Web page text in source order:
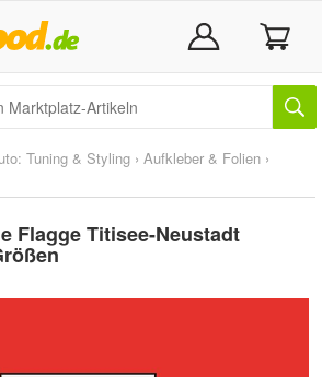
Tuning & Styling › Aufkleber & Folien ›
Flagge Titisee-Neustadt